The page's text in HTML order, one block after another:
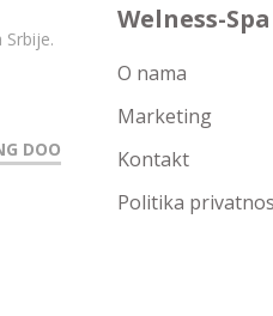
DOO
Welness-Spa
O nama
Marketing
Kontakt
Politika